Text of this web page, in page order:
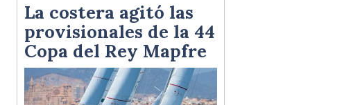
La costera agitó las
provisionales de la 44
Copa del Rey Mapfre